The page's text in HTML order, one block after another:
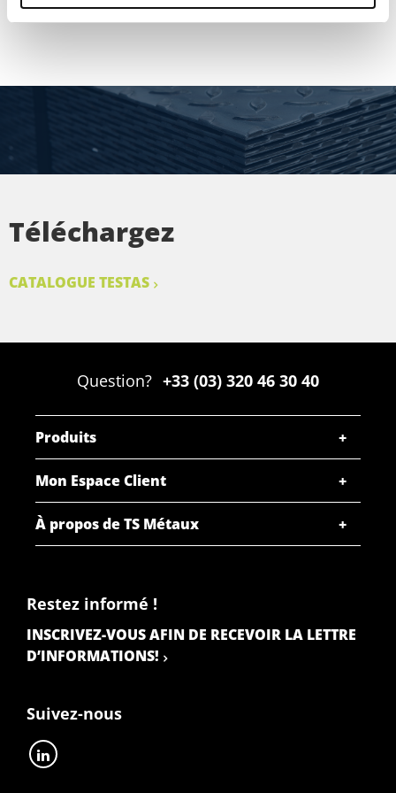
MONTRER PLUS
Téléchargez
CATALOGUE TESTAS
Question? +33 (03) 320 46 30 40
Produits
Mon Espace Client
À propos de TS Métaux
Restez informé !
INSCRIVEZ-VOUS AFIN DE RECEVOIR LA LETTRE
D’INFORMATIONS!
Suivez-nous